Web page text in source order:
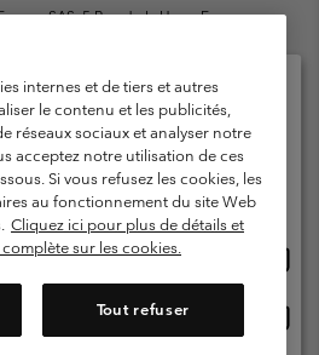
SAS. 5 Rue de la Haye, Espace
confidentialité
généré par l'utilisateur
Impressum
internes et de tiers et autres
le contenu et les publicités,
réseaux sociaux et analyser notre
acceptez notre utilisation de ces
Si vous refusez les cookies, les
au fonctionnement du site Web
Cliquez ici pour plus de détails et
sur les cookies.
Tout refuser
votre pays d’expédition et
votre langue
en ligne disponibles
ligne